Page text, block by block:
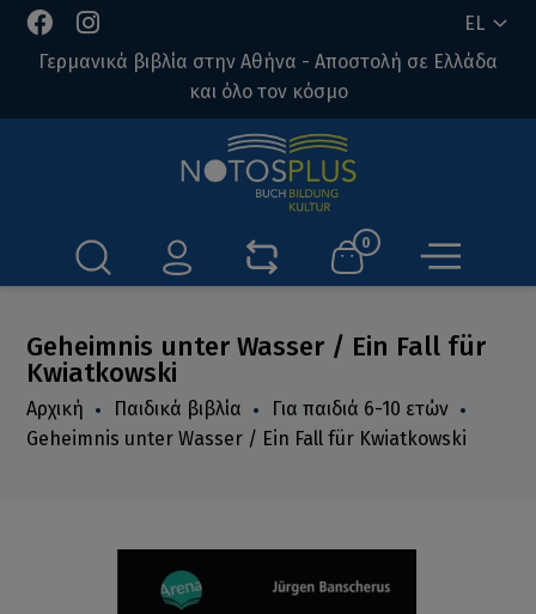
EL
Γερμανικά βιβλία στην Αθήνα - Αποστολή σε Ελλάδα
και όλο τον κόσμο
0
Geheimnis unter Wasser / Ein Fall für
Kwiatkowski
Αρχική Παιδικά βιβλία
Για παιδιά 6-10 ετών
Geheimnis unter Wasser / Ein Fall für Kwiatkowski